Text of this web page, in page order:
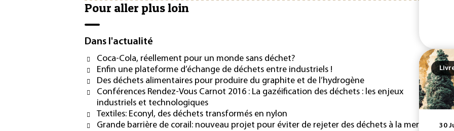
Pour aller plus loin
Dans l'actualité
Coca-Cola, réellement pour un monde sans déchet?
Enfin une plateforme d’échange de déchets entre industriels !
Des déchets alimentaires pour produire du graphite et de l’hydrogène
Conférences Rendez-Vous Carnot 2016 : La gazéification des déchets : les enjeux
industriels et technologiques
Textiles: Econyl, des déchets transformés en nylon
Grande barrière de corail: nouveau projet pour éviter de rejeter des déchets à la mer
30